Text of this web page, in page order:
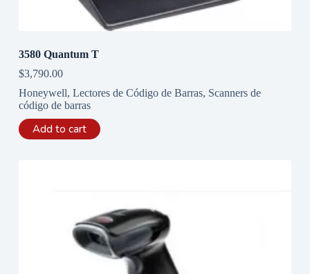
3580 Quantum T
$3,790.00
Honeywell, Lectores de Código de Barras, Scanners de
código de barras
Add to cart